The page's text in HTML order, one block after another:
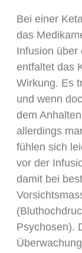
Bei einer
das
Infusion über
entfaltet das
Wirkung. Es
und wenn
dem
allerdings
fühlen sich
vor der
damit bei
Psychosen).